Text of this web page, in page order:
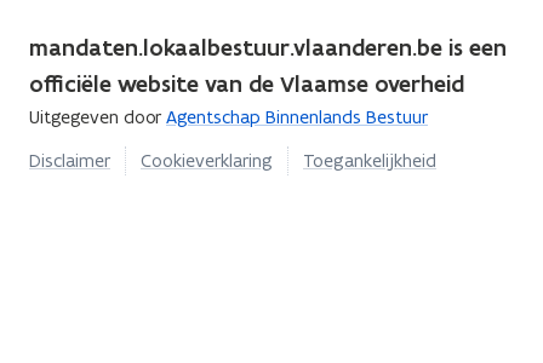
mandaten.lokaalbestuur.vlaanderen.be is een
officiële website van de Vlaamse overheid
Uitgegeven door Agentschap Binnenlands Bestuur
Disclaimer
Cookieverklaring Toegankelijkheid